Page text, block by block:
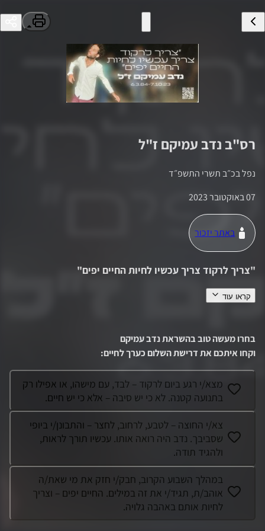
רס"ב נדב עמיקם ז"ל
נפל בכ״ב תשרי התשפ״ד
07 באוקטובר 2023
באתר יזכור
"צריך לרקוד צריך עכשיו לחיות החיים יפים"
נדבי איש של אור ואהבה! הוא אהב את החיים, ותמיד ניסה להנות
ועיניים טובות. הוא היה איש כפיים, אמן שעבד עם עץ ועור, טיפח
גינה לתפארת, אהב טיולים,...
קראו עוד
בחרו מעשה טוב בהשראתנדב עמיקם
וקחו איתכם את דרישת השלום כערך לחיים:
מצא/י רגע ביום לרקוד – לבד, עם מישהו, או אפילו רק
בתנועה קטנה. לא כי יש סיבה – אלא כי יש חיים.
צא/י החוצה – לטבע, לרחוב, לחצר – והתבונן/י ביופי
שסביבך. נדב היה רואה אותו. עכשיו תורך לראות,
ולהגיד תודה.
במהלך השבוע הקרוב, חבק/י חזק את מי שאת/ה
אוהב/ת, תגיד/י את זה במילים. החיים יפים – וצריך
לחיות אותם באהבה גלויה.